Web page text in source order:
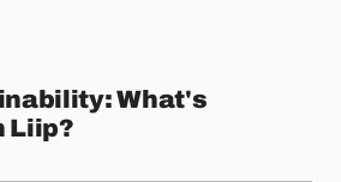
What's
Liip?